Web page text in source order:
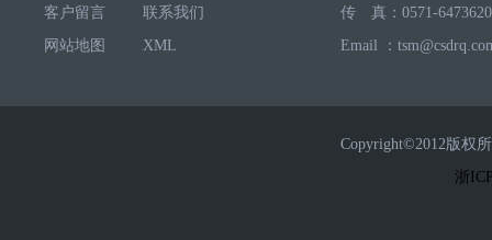
客户留言
联系我们
网站地图
XML
传 真：0571-
Email ：
Copyright©2012版权
浙